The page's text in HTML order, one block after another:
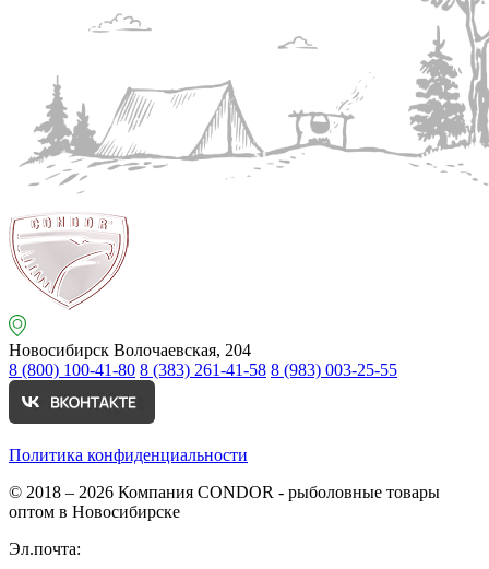
Новосибирск Волочаевская, 204
8 (800) 100-41-80 8 (383) 261-41-58 8 (983) 003-25-55
Политика конфиденциальности
© 2018 – 2026 Компания CONDOR - рыболовные товары
оптом в Новосибирске
Эл.почта: